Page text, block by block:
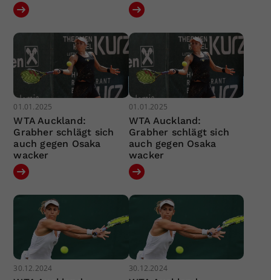
01.01.2025
WTA Auckland:
Grabher schlägt sich
auch gegen Osaka
wacker
01.01.2025
WTA Auckland:
Grabher schlägt sich
auch gegen Osaka
wacker
30.12.2024 30.12.2024